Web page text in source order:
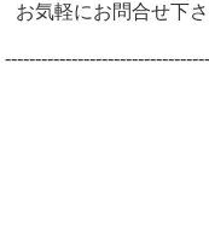
お気軽にお問合せ下